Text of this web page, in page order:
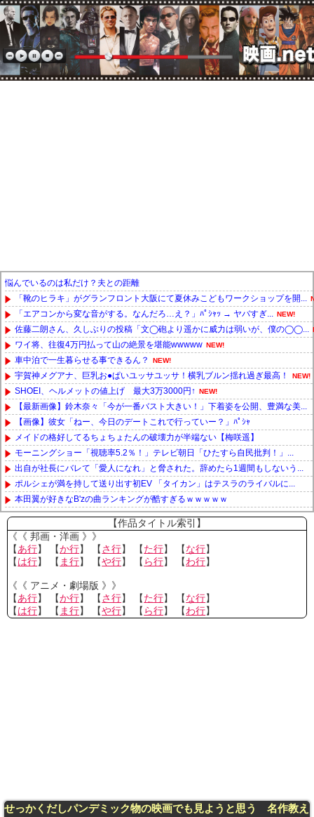
悩んでいるのは私だけ？夫との距離
「靴のヒラキ」がグランフロント大阪にて夏休みこどもワークショップを開...
「エアコンから変な音がする。なんだろ…え？」ﾊﾟｼｬｯ → ヤバすぎ... NEW!
佐藤二朗さん、久しぶりの投稿「文◯砲より遥かに威力は弱いが、僕の◯◯...
ワイ将、往復4万円払って山の絶景を堪能wwwww NEW!
車中泊で一生暮らせる事できるん？ NEW!
宇賀神メグアナ、巨乳お●ぱいユッサユッサ！横乳ブルン揺れ過ぎ最高！ NEW!
SHOEI、ヘルメットの値上げ 最大3万3000円↑ NEW!
【最新画像】鈴木奈々「今が一番バスト大きい！」下着姿を公開、豊満な美...
【画像】彼女「ねー、今日のデートこれで行っていー？」ﾊﾟｼｬ
メイドの格好してるちょちょたんの破壊力が半端ない【梅咲遥】
モーニングショー「視聴率5.2％！」テレビ朝日「ひたすら自民批判！」...
出自が社長にバレて「愛人になれ」と脅された。辞めたら1週間もしないう...
ポルシェが満を持して送り出す初EV 「タイカン」はテスラのライバルに...
本田翼が好きなB'zの曲ランキングが酷すぎるｗｗｗｗｗ
Powered by livedoor 相互RSS
【作品タイトル索引】
《《 邦画・洋画 》》
【あ行】 【か行】 【さ行】 【た行】 【な行】
【は行】 【 ま行】 【や行】 【 ら行】 【わ行】
《《 アニメ・劇場版 》》
【あ行】 【か行】 【さ行】 【た行】 【な行】
【は行】 【 ま行】 【や行】 【 ら行】 【わ行】
せっかくだしパンデミック物の映画でも見ようと思う 名作教え